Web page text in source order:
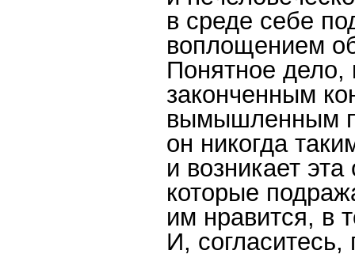
в среде себе
воплощением
Понятное дело,
законченным
вымышленным
он никогда
и возникает
которые
им нравится, в
И,